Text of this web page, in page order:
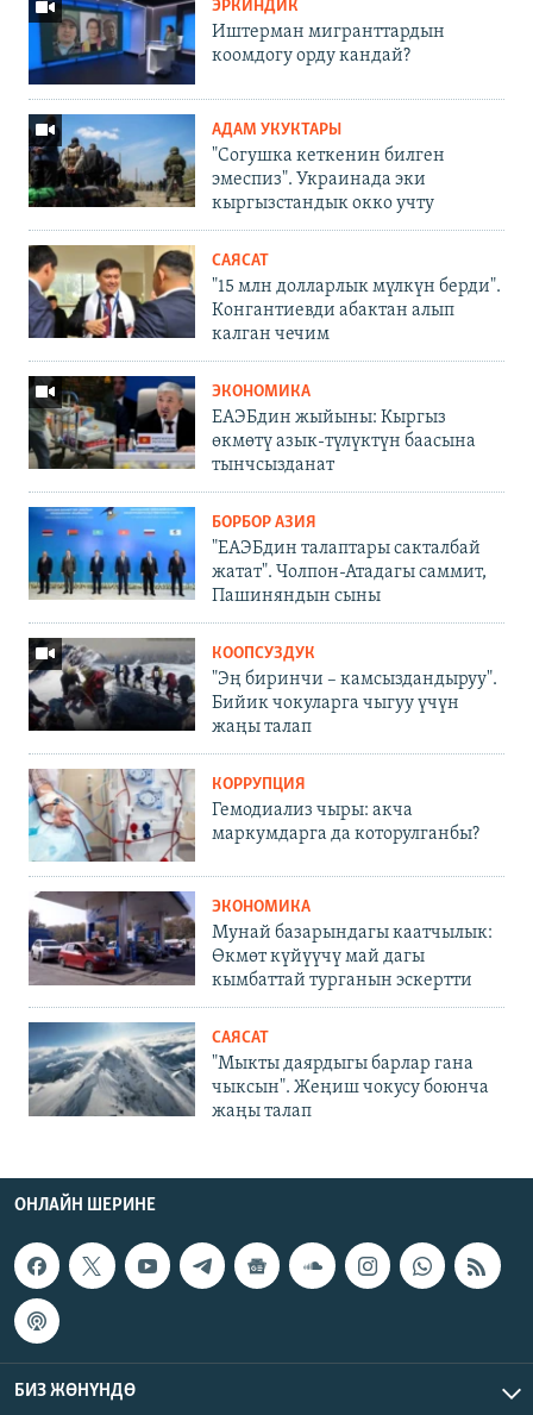
ЭРКИНДИК
Иштерман мигранттардын
коомдогу орду кандай?
АДАМ УКУКТАРЫ
"Согушка кеткенин билген
эмеспиз". Украинада эки
кыргызстандык окко учту
САЯСАТ
"15 млн долларлык мүлкүн берди".
Конгантиевди абактан алып
калган чечим
ЭКОНОМИКА
ЕАЭБдин жыйыны: Кыргыз
өкмөтү азык-түлүктүн баасына
тынчсызданат
БОРБОР АЗИЯ
"ЕАЭБдин талаптары сакталбай
жатат". Чолпон-Атадагы саммит,
Пашиняндын сыны
КООПСУЗДУК
"Эң биринчи – камсыздандыруу".
Бийик чокуларга чыгуу үчүн
жаңы талап
КОРРУПЦИЯ
Гемодиализ чыры: акча
маркумдарга да которулганбы?
ЭКОНОМИКА
Мунай базарындагы каатчылык:
Өкмөт күйүүчү май дагы
кымбаттай турганын эскертти
САЯСАТ
"Мыкты даярдыгы барлар гана
чыксын". Жеңиш чокусу боюнча
жаңы талап
ОНЛАЙН ШЕРИНЕ
БИЗ ЖӨНҮНДӨ